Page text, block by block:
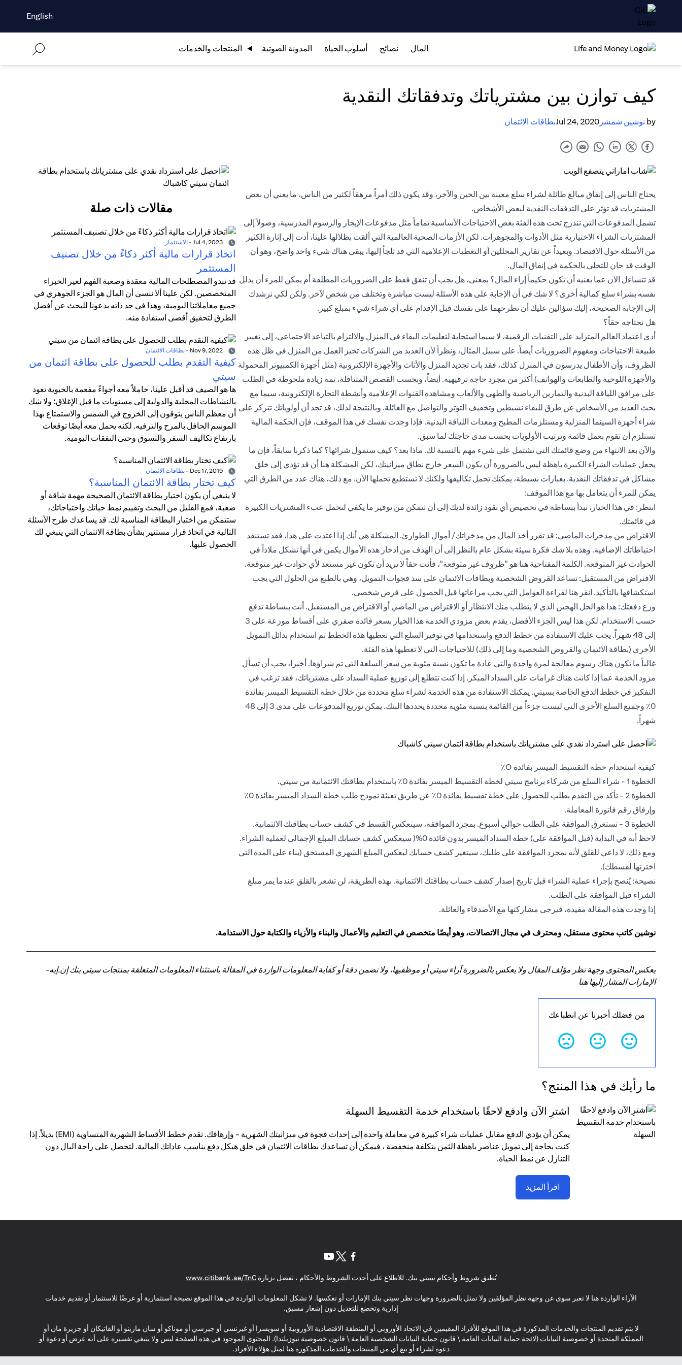
English
المال نصائح أسلوب الحياة المدونة الصوتية المنتجات والخدمات
كيف توازن بين مشترياتك وتدفقاتك النقدية
by نوشين شمشر Jul 24, 2020بطاقات الائتمان
يحتاج الناس إلى إنفاق مبالغ طائلة لشراء سلع معينة بين الحين والآخر، وقد يكون ذلك أمراً مرهقاً لكثير من الناس، ما يعني أن بعض
المشتريات قد تؤثر على التدفقات النقدية لبعض الأشخاص.
تشمل المدفوعات التي تندرج تحت هذه الفئة بعض الاحتياجات الأساسية تماماً مثل مدفوعات الإيجار والرسوم المدرسية، وصولاً إلى
المشتريات الشراء الاختيارية مثل الأدوات والمجوهرات. لكن الأزمات الصحية العالمية التي ألقت بظلالها علينا، أدت إلى إثارة الكثير
من الأسئلة حول الاقتصاد. وبعيداً عن تقارير المحللين أو التغطيات الإعلامية التي قد تلجأ إليها، يبقى هناك شيء واحد واضح، وهو أن
الوقت قد حان للتحلي بالحكمة في إنفاق المال.
قد تتساءل الآن عما يعنيه أن تكون حكيماً إزاء المال؟ بمعنى، هل يجب أن تنفق فقط على الضروريات المطلقة أم يمكن للمرء أن يدلل
نفسه بشراء سلع كمالية أخرى؟ لا شك في أن الإجابة على هذه الأسئلة ليست مباشرة وتختلف من شخص لآخر. ولكن لكي نرشدك
إلى الإجابة الصحيحة، إليك سؤالين عليك أن تطرحهما على نفسك قبل الإقدام على أي شراء شيء بمبلغ كبير.
هل تحتاجه حقاً؟
أدى اعتماد العالم المتزايد على التقنيات الرقمية، لا سيما استجابة لتعليمات البقاء في المنزل والالتزام بالتباعد الاجتماعي، إلى تغيير
طبيعة الاحتياجات ومفهوم الضروريات أيضاً. على سبيل المثال، ونظراً لأن العديد من الشركات تجيز العمل من المنزل في ظل هذه
الظروف، وأن الأطفال يدرسون في المنزل كذلك، فقد بات تجديد المنزل والأثاث والأجهزة الإلكترونية (مثل أجهزة الكمبيوتر المحمولة
والأجهزة اللوحية والطابعات والهواتف) أكثر من مجرد حاجة ترفيهية. أيضاً، وبحسب القصص المتناقلة، ثمة زيادة ملحوظة في الطلب
على مرافق اللياقة البدنية والتمارين الرياضية والطهي والألعاب ومشاهدة القنوات الإعلامية وأنشطة التجارة الإلكترونية، سيما مع
بحث العديد من الأشخاص عن طرق للبقاء نشيطين وتخفيف التوتر والتواصل مع العائلة. وبالنتيجة لذلك، قد تجد أن أولوياتك تتركز على
شراء أجهزة السينما المنزلية ومستلزمات المطبخ ومعدات اللياقة البدنية. فإذا وجدت نفسك في هذا الموقف، فإن الحكمة المالية
تستلزم أن تقوم بعمل قائمة وترتيب الأولويات بحسب مدى حاجتك لما سبق.
والآن بعد الانتهاء من وضع قائمتك التي تشتمل على شيء مهم بالنسبة لك. ماذا بعد؟ كيف ستمول شرائها؟ كما ذكرنا سابقاً، فإن ما
يجعل عمليات الشراء الكبيرة باهظة ليس بالضرورة أن يكون السعر خارج نطاق ميزانيتك، لكن المشكلة هنا أن قد تؤدي إلى خلق
مشاكل في تدفقاتك النقدية. بعبارات بسيطة، يمكنك تحمل تكاليفها ولكنك لا تستطيع تحملها الآن. مع ذلك، هناك عدد من الطرق التي
يمكن للمرء أن يتعامل بها مع هذا الموقف:
انتظر: في هذا الخيار، تبدأ ببساطة في تخصيص أي نقود زائدة لديك إلى أن تتمكن من توفير ما يكفي لتحمل عبء المشتريات الكبيرة
في قائمتك.
الاقتراض من مدخرات الماضي: قد تقرر أخذ المال من مدخراتك/ أموال الطوارئ. المشكلة هي أنك إذا اعتدت على هذا، فقد تستنفد
احتياطاتك الإضافية. وهذه بلا شك فكرة سيئة بشكل عام بالنظر إلى أن الهدف من ادخار هذه الأموال يكمن في أنها تشكل ملاذاً في
الحوادث غير المتوقعة. الكلمة المفتاحية هنا هو "ظروف غير متوقعة"، فأنت حقاً لا تريد أن تكون غير مستعد لأي حوادث غير متوقعة.
الاقتراض من المستقبل: تساعد القروض الشخصية وبطاقات الائتمان على سد فجوات التمويل، وهي بالطبع من الحلول التي يجب
استكشافها بالتأكيد. انقر هنا لقراءة العوامل التي يجب مراعاتها قبل الحصول على قرض شخصي.
وزع دفعتك: هذا هو الحل الهجين الذي لا يتطلب منك الانتظار أو الاقتراض من الماضي أو الاقتراض من المستقبل. أنت ببساطة تدفع
حسب الاستخدام. لكن هذا ليس الجزء الأفضل، يقدم بعض مزودي الخدمة هذا الخيار بسعر فائدة صفري على أقساط موزعة على 3
إلى 48 شهراً. يجب عليك الاستفادة من خطط الدفع واستخدامها في توفير السلع التي تغطيها هذه الخطط ثم استخدام بدائل التمويل
الأخرى (بطاقة الائتمان والقروض الشخصية وما إلى ذلك) للاحتياجات التي لا تغطيها هذه الفئة.
غالباً ما تكون هناك رسوم معالجة لمرة واحدة والتي عادة ما تكون نسبة مئوية من سعر السلعة التي تم شراؤها. أخيرا، يجب أن تسأل
مزود الخدمة عما إذا كانت هناك غرامات على السداد المبكر. إذا كنت تتطلع إلى توزيع عملية السداد على مشترياتك، فقد ترغب في
التفكير في خطط الدفع الخاصة بسيتي. يمكنك الاستفادة من هذه الخدمة لشراء سلع محددة من خلال خطة التقسيط الميسر بفائدة
0٪ وجميع السلع الأخرى التي ليست جزءاً من القائمة بنسبة مئوية محددة يحددها البنك. يمكن توزيع المدفوعات على مدى 3 إلى 48
شهراً.
كيفية استخدام خطة التقسيط الميسر بفائدة 0٪
الخطوة 1 - شراء السلع من شركاء برنامج سيتي لخطة التقسيط الميسر بفائدة 0٪ باستخدام بطاقتك الائتمانية من سيتي.
الخطوة 2 - تأكد من التقدم بطلب للحصول على خطة
عن طريق تعبئة نموذج طلب خطة السداد الميسر بفائدة 0٪
وإرفاق رقم فاتورة المعاملة.
الخطوة 3 - تستغرق الموافقة على الطلب حوالي أسبوع. بمجرد الموافقة، سينعكس القسط في كشف حساب بطاقتك الائتمانية.
لاحظ أنه في البداية (قبل الموافقة على) خطة السداد الميسر بدون فائدة 0%( سيعكس كشف حسابك المبلغ الإجمالي لعملية الشراء.
ومع ذلك، لا داعي للقلق لأنه بمجرد الموافقة على طلبك، سيتغير كشف حسابك ليعكس المبلغ الشهري المستحق (بناء على المدة التي
اخترتها لقسطك).
نصيحة: يُنصح بإجراء عملية الشراء قبل تاريخ إصدار كشف حساب بطاقتك الائتمانية. بهذه الطريقة، لن تشعر بالقلق عندما يمر مبلغ
الشراء قبل الموافقة على الطلب.
إذا وجدت هذه المقالة مفيدة، فيرجى مشاركتها مع الأصدقاء والعائلة.
مقالات ذات صلة
- الاستثمار
اتخاذ قرارات مالية أكثر ذكاءً من خلال تصنيف
المستثمر
قد تبدو المصطلحات المالية معقدة وصعبة الفهم لغير الخبراء
المتخصصين. لكن علينا ألا ننسى أن المال هو الجزء الجوهري في
جميع معاملاتنا اليومية، وهذا في حد ذاته يدعونا للبحث عن أفضل
الطرق لتحقيق أقصى استفادة منه.
- بطاقات الائتمان
كيفية التقدم بطلب للحصول على بطاقة ائتمان من
سيتي
ها هو الصيف قد أقبل علينا، حاملاً معه أجواءً مفعمة بالحيوية تعود
بالنشاطات المحلية والدولية إلى مستويات ما قبل الإغلاق؛ ولا شك
أن معظم الناس يتوقون إلى الخروج في الشمس والاستمتاع بهذا
الموسم الحافل بالمرح والترفيه. لكنه يحمل معه أيضًا توقعات
بارتفاع تكاليف السفر والتسوق وحتى النفقات اليومية.
- بطاقات الائتمان
كيف تختار بطاقة الائتمان المناسبة؟
لا ينبغي أن يكون اختيار بطاقة الائتمان الصحيحة مهمة شاقة أو
صعبة، فمع القليل من البحث وتقييم نمط حياتك واحتياجاتك،
ستتمكن من اختيار البطاقة المناسبة لك. قد يساعدك طرح الأسئلة
التالية في اتخاذ قرار مستنير بشأن بطاقة الائتمان التي ينبغي لك
الحصول عليها.
نوشين كاتب محتوى مستقل، ومحترف في مجال الاتصالات، وهو أيضًا متخصص في التعليم والأعمال والبناء والأزياء والكتابة حول الاستدامة.
يعكس المحتوى وجهة نظر مؤلف المقال ولا يعكس بالضرورة آراء سيتي أو موظفيها، ولا نضمن دقة أو كفاية المعلومات الواردة في المقالة باستثناء المعلومات المتعلقة بمنتجات سيتي بنك إن.إيه-
الإمارات المشار إليها هنا
من فضلك أخبرنا عن انطباعك
ما رأيك في هذا المنتج؟
اشترِ الآن وادفع لاحقًا باستخدام خدمة التقسيط السهلة
يمكن أن يؤدي الدفع مقابل عمليات شراء كبيرة في معاملة واحدة إلى إحداث فجوة في ميزانيتك الشهرية - وإرهاقك. تقدم خطط الأقساط الشهرية المتساوية (EMI) بديلاً. إذا
كنت بحاجة إلى تمويل عناصر باهظة الثمن بتكلفة منخفضة ، فيمكن أن تساعدك بطاقات الائتمان في خلق هيكل دفع يناسب عاداتك المالية. لتحصل على راحة البال دون
التنازل عن نمط الحياة.
اقرأ المزيد
تُطبق شروط وأحكام سيتي بنك. للاطلاع على أحدث الشروط والأحكام ، تفضل بزيارةwww.citibank.ae/TnC
opens in a new tab
الآراء الواردة هنا لا تعبر سوى عن وجهة نظر المؤلفين ولا تمثل بالضرورة وجهات نظر سيتي بنك الإمارات أو تعكسها. لا تشكل المعلومات الواردة في هذا الموقع نصيحة استثمارية أو عرضًا للاستثمار أو تقديم خدمات
إدارية وتخضع للتعديل دون إشعار مسبق.
لا يتم تقديم المنتجات والخدمات المذكورة في هذا الموقع للأفراد المقيمين في الاتحاد الأوروبي أو المنطقة الاقتصادية الأوروبية أو سويسرا أو غيرنسي أو جيرسي أو موناكو أو سان مارينو أو الفاتيكان أو جزيرة مان أو
المملكة المتحدة أو خصوصية البيانات (لائحة حماية البيانات العامة \ قانون حماية البيانات الشخصية العامة \ قانون خصوصية نيوزيلندا). المحتوى الموجود في هذه الصفحة ليس ولا ينبغي تفسيره على أنه عرض أو دعوة أو
دعوة لشراء أو بيع أي من المنتجات والخدمات المذكورة هنا لمثل هؤلاء الأفراد.